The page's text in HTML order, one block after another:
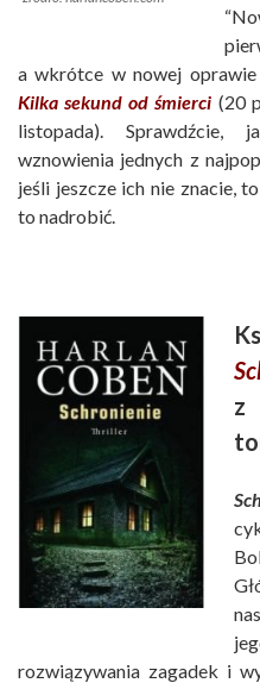
a wkrótce w nowej
Kilka sekund od śmierci (20
listopada). Sprawdźcie,
wznowienia jednych z
jeśli jeszcze ich nie znacie,
to nadrobić.
z
rozwiązywania zagadek i